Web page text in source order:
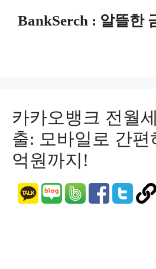
BankSerch : 알뜰한
카카오뱅크 전월
출: 모바일로 간편
억원까지!